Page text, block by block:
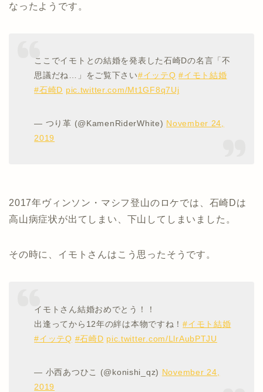
なったようです。
ここでイモトとの結婚を発表した石崎Dの名言「不
思議だね…」をご覧下さい#イッテQ #イモト結婚
#石崎D pic.twitter.com/Mt1GF8q7Uj
— つり革 (@KamenRiderWhite) November 24,
2019
2017年ヴィンソン・マシフ登山のロケでは、石崎Dは
高山病症状が出てしまい、下山してしまいました。
その時に、イモトさんはこう思ったそうです。
イモトさん結婚おめでとう！！
出逢ってから12年の絆は本物ですね！#イモト結婚
#イッテQ #石崎D pic.twitter.com/LlrAubPTJU
— 小西あつひこ (@konishi_qz) November 24,
2019